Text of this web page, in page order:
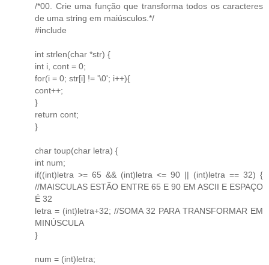
/*00. Crie uma função que transforma todos os caracteres
de uma string em maiúsculos.*/
#include
int strlen(char *str) {
int i, cont = 0;
for(i = 0; str[i] != '\0'; i++){
cont++;
}
return cont;
}
char toup(char letra) {
int num;
if((int)letra >= 65 && (int)letra <= 90 || (int)letra == 32) {
//MAISCULAS ESTÃO ENTRE 65 E 90 EM ASCII E ESPAÇO
É 32
letra = (int)letra+32; //SOMA 32 PARA TRANSFORMAR EM
MINÚSCULA
}
num = (int)letra;